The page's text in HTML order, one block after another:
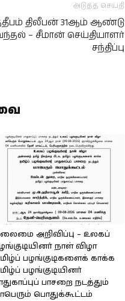
அடுத்த செய்தி
திலீபன் 31ஆம் ஆண்டு
– சீமான் செய்தியாளர்
சந்திப்பு
அறிவிப்பு – உலகப்
நாள் விழா
பழங்குடிகளைக் காக்க
பழங்குடியினர்
பாசறை நடத்தும்
பொதுக்கூட்டம்